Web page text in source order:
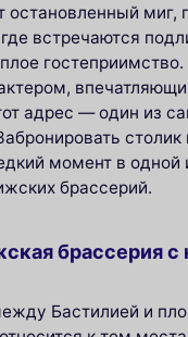
остановленный миг,
встречаются
адрес — один из
момент в одной
брассерий.
браcсерия
Бастилией и